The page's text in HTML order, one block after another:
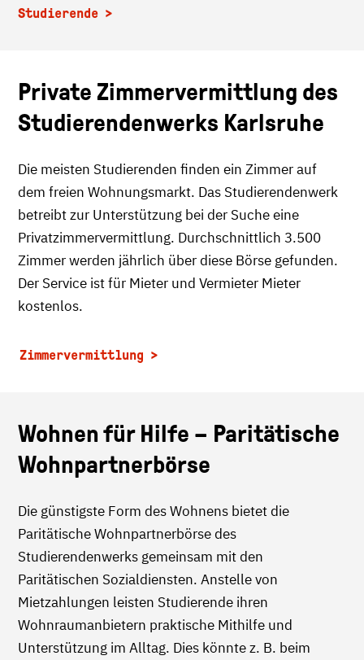
Studierende
Private Zimmervermittlung des
Studierendenwerks Karlsruhe
Die meisten Studierenden finden ein Zimmer auf
dem freien Wohnungsmarkt. Das Studierendenwerk
betreibt zur Unterstützung bei der Suche eine
Privatzimmervermittlung. Durchschnittlich 3.500
Zimmer werden jährlich über diese Börse gefunden.
Der Service ist für Mieter und Vermieter Mieter
kostenlos.
Zimmervermittlung
Wohnen für Hilfe – Paritätische
Wohnpartnerbörse
Die günstigste Form des Wohnens bietet die
Paritätische Wohnpartnerbörse des
Studierendenwerks gemeinsam mit den
Paritätischen Sozialdiensten. Anstelle von
Mietzahlungen leisten Studierende ihren
Wohnraumanbietern praktische Mithilfe und
Unterstützung im Alltag. Dies könnte z. B. beim